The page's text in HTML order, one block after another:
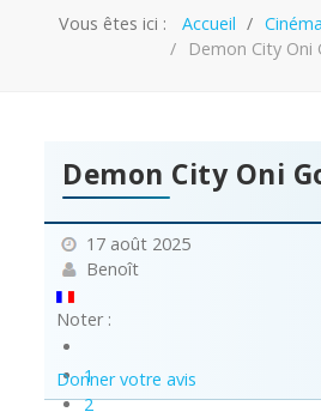
Vous êtes ici : Accueil Cinéma
Demon City Oni
Demon City Oni
17 août 2025
Benoît
Noter :
1
2
Donner votre avis